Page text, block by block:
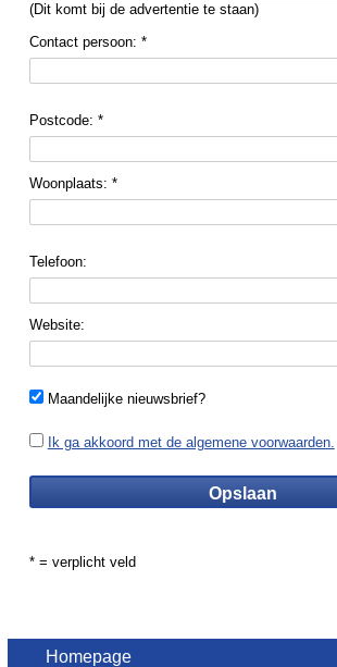
(Dit komt bij de advertentie te staan)
Contact persoon: *
Postcode: *
Woonplaats: *
Telefoon:
Website:
Maandelijke nieuwsbrief?
Ik ga akkoord met de algemene voorwaarden.
* = verplicht veld
Homepage